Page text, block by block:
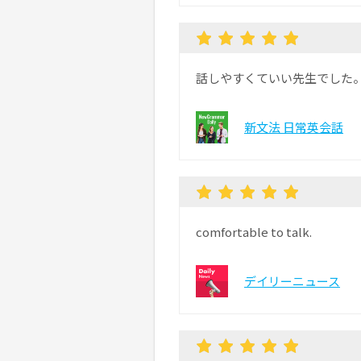
話しやすくていい先生でした
新文法 日常英会話
comfortable to talk.
デイリーニュース